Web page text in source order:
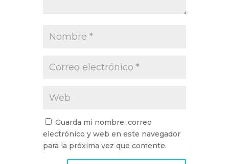
Guarda mi nombre, correo
electrónico y web en este navegador
para la próxima vez que comente.